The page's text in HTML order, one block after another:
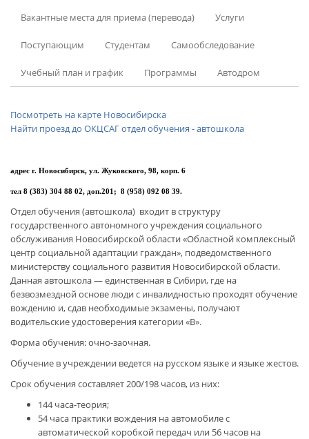
Вакантные места для приема (перевода) Услуги
Поступающим Студентам Самообследование
Учебный план и график Программы Автодром
Посмотреть на карте Новосибирска
Найти проезд до ОКЦСАГ отдел обучения - автошкола
адрес г. Новосибирск, ул. Жуковского, 98, корп. 6
тел 8 (383) 304 88 02, доп.201; 8 (958) 092 08 39.
Отдел обучения (автошкола) входит в структуру
государственного автономного учреждения социального
обслуживания Новосибирской области «Областной комплексный
центр социальной адаптации граждан», подведомственного
министерству социального развития Новосибирской области.
Данная автошкола — единственная в Сибири, где на
безвозмездной основе люди с инвалидностью проходят обучение
вождению и, сдав необходимые экзамены, получают
водительские удостоверения категории «В».
Форма обучения: очно-заочная.
Обучение в учреждении ведется на русском языке и языке жестов.
Срок обучения составляет 200/198 часов, из них:
144 часа-теория;
54 часа практики вождения на автомобиле с
автоматической коробкой передач или 56 часов на